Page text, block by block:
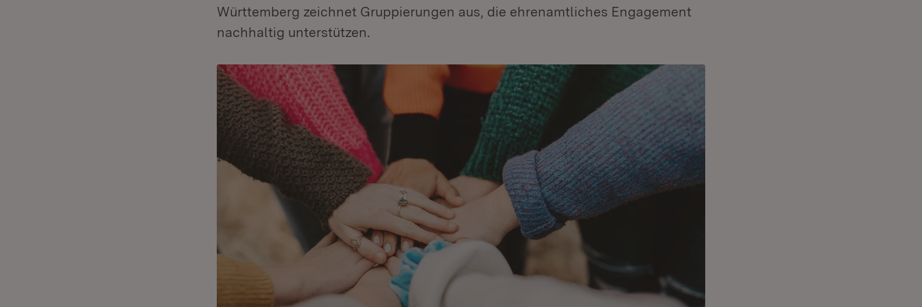
Württemberg zeichnet Gruppierungen aus, die ehrenamtliches Engagement
nachhaltig unterstützen.